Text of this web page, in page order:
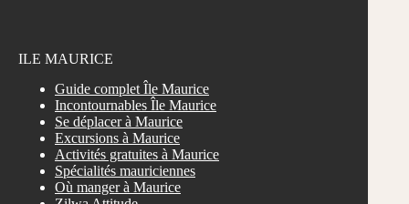
ILE MAURICE
Guide complet Île Maurice
Incontournables Île Maurice
Se déplacer à Maurice
Excursions à Maurice
Activités gratuites à Maurice
Spécialités mauriciennes
Où manger à Maurice